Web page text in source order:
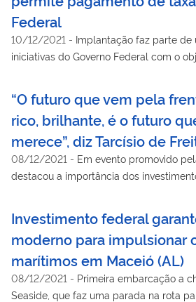
Federal
10/12/2021 - Implantação faz parte de
iniciativas do Governo Federal com o
“O futuro que vem pela
rico, brilhante, é o futuro
merece”, diz Tarcísio de
08/12/2021 - Em evento promovido
destacou a importância dos
Investimento federal
moderno para impulsionar
marítimos em Maceió (AL)
08/12/2021 - Primeira embarcação a
Seaside, que faz uma parada na rota